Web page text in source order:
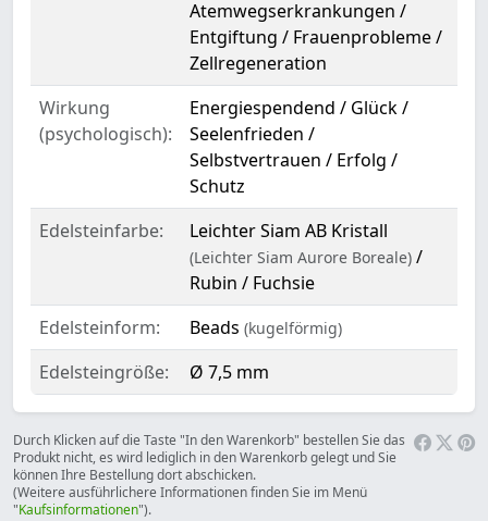
Atemwegserkrankungen /
Entgiftung / Frauenprobleme /
Zellregeneration
Wirkung
(psychologisch):
Energiespendend / Glück /
Seelenfrieden /
Selbstvertrauen / Erfolg /
Schutz
Edelsteinfarbe:
Leichter Siam AB Kristall
(Leichter Siam Aurore Boreale) /
Rubin / Fuchsie
Edelsteinform:
Beads (kugelförmig)
Edelsteingröße: Ø 7,5 mm
Durch Klicken auf die Taste "In den Warenkorb" bestellen Sie das
Produkt nicht, es wird lediglich in den Warenkorb gelegt und Sie
können Ihre Bestellung dort abschicken.
(Weitere ausführlichere Informationen finden Sie im Menü
"Kaufsinformationen").